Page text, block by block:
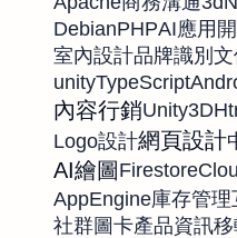
DebianPHPAI應用
室內設計品牌識別
unityTypeScript
內容行銷Unity3D
Logo設計網頁設計
AI繪圖 Firestore
AppEngine庫存管理
社群圖卡產品資訊